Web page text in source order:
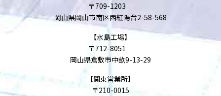
〒709-1203
岡山県岡山市南区西紅陽台2-58-568
【水島工場】
〒712-8051
岡山県倉敷市中畝9-13-29
【関東営業所】
〒210-0015